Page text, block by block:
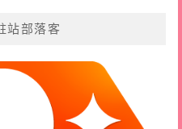
站部落客